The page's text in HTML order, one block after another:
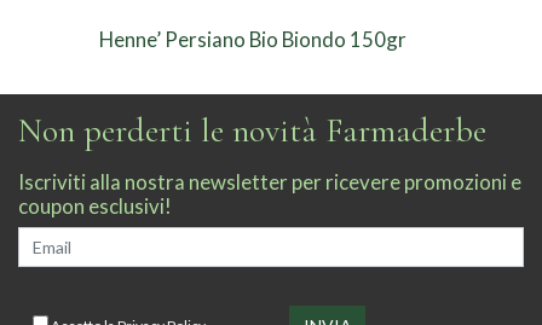
Henne’ Persiano Bio Biondo 150gr
Non perderti le novità Farmaderbe
Iscriviti alla nostra newsletter per ricevere promozioni e
coupon esclusivi!